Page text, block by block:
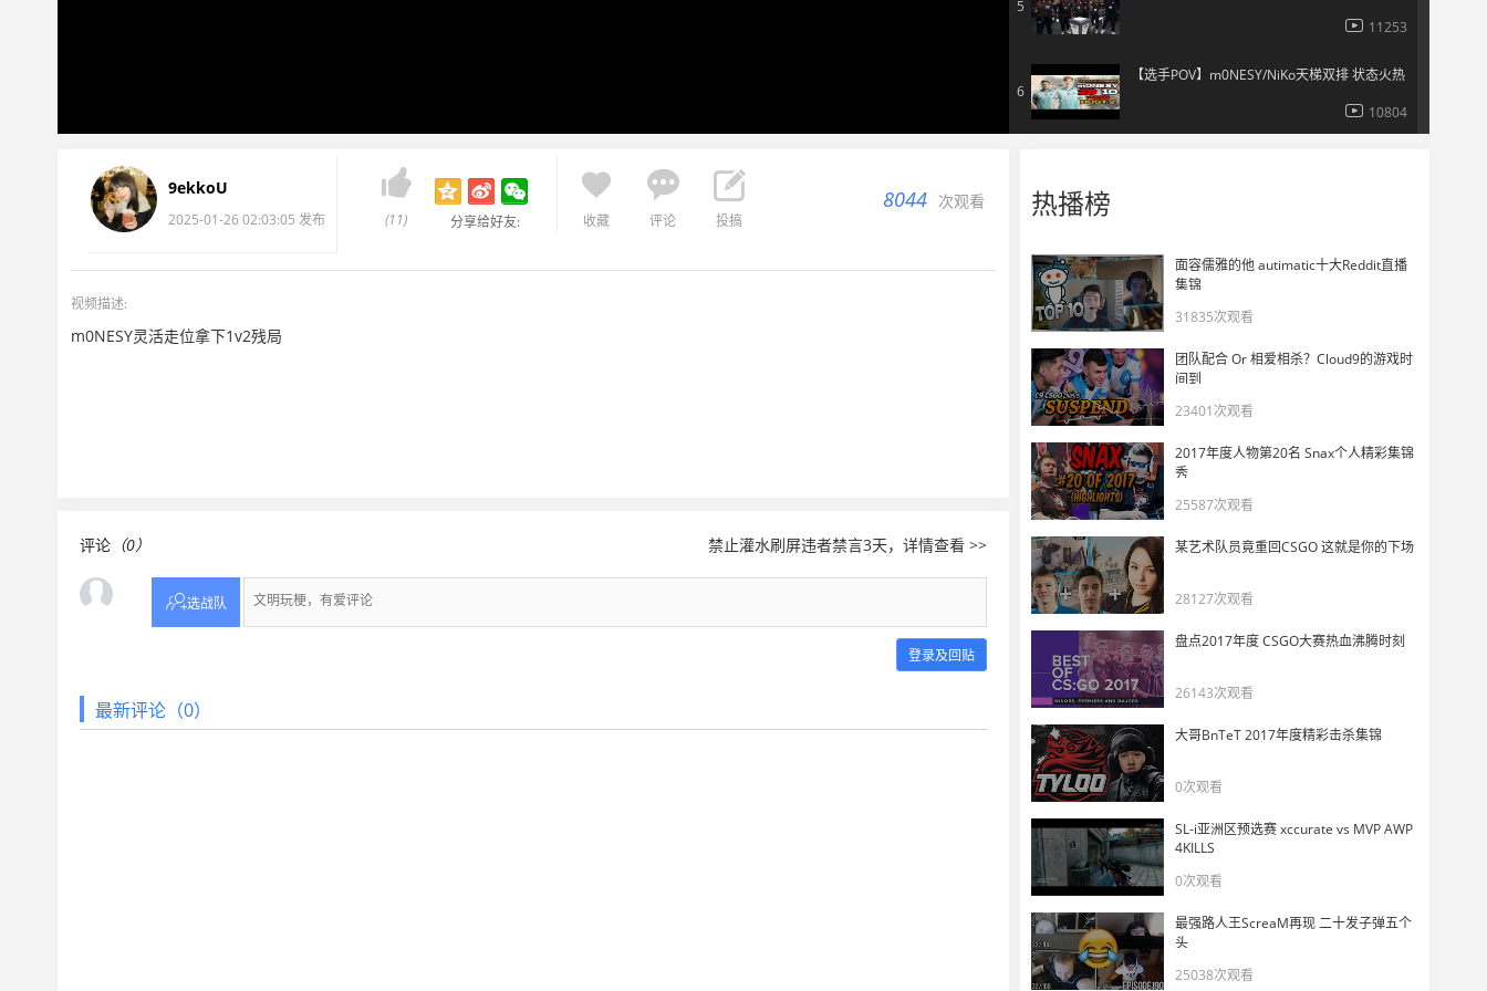
5
11253
6
【选手POV】m0NESY/NiKo天梯双排 状态火热
10804
和职业选手们一起猜major
11422
m0NESY四滴血身法秀戏耍，秀死了mezii！
5295
m0NESY的赛前热身
6360
m0NESY在仅剩4HP的情况下完成1v2残局
m0NESY展现细节预瞄杀死双架，玩机器直呼
9ekkoU
2025-01-26 02:03:05 发布

(11) 分享给好友:

收藏

评论

投搞
8044 次观看
视频描述:
m0NESY灵活走位拿下1v2残局
禁止灌水刷屏违者禁言3天，详情查看 >>
评论 （0）
选战队
登录及回贴
最新评论（0）
热播榜
面容儒雅的他 autimatic十大Reddit直播
集锦
31835次观看
团队配合 Or 相爱相杀？Cloud9的游戏时
间到
23401次观看
2017年度人物第20名 Snax个人精彩集锦
秀
25587次观看
某艺术队员竟重回CSGO 这就是你的下场
28127次观看
盘点2017年度 CSGO大赛热血沸腾时刻
26143次观看
大哥BnTeT 2017年度精彩击杀集锦
0次观看
SL-i亚洲区预选赛 xccurate vs MVP AWP
4KILLS
0次观看
最强路人王ScreaM再现 二十发子弹五个
头
25038次观看